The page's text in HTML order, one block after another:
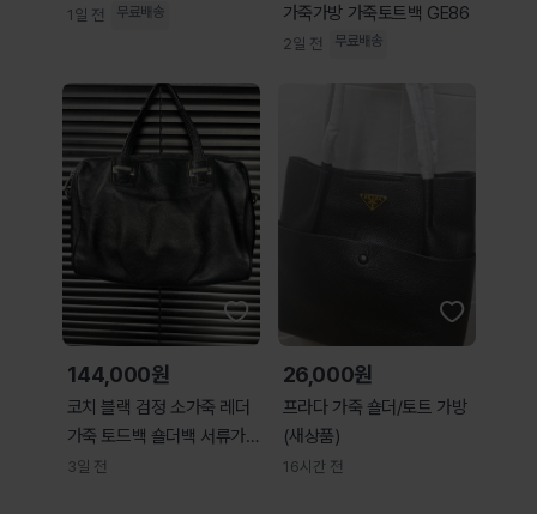
1일 전 무료배송
가죽가방 가죽토트백 GE86
2일 전 무료배송
144,000원
코치 블랙 검정 소가죽 레더
가죽 토드백 숄더백 서류가
방 버클백
3일 전
26,000원
프라다 가죽 숄더/토트 가방
(새상품)
16시간 전